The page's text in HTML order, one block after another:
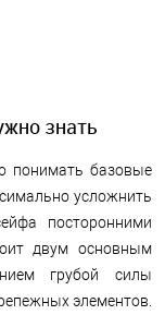
знать
понимать базовые
усложнить
посторонними
двум основным
грубой силы
элементов.